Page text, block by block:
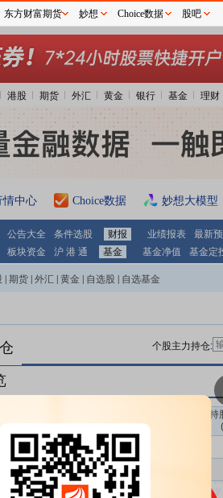
港股 期货 外汇 黄金 银行 基金 理财
情中心 Choice数据 妙想大模型
公告大全 条件选股 财报 业绩报表 最新
板块资金 沪 港 通 基金 基金净值 基金定
期货 外汇 黄金 自选股 自选基金
个股主力持仓:
持
东方财富期货 妙想 Choice数据 股吧